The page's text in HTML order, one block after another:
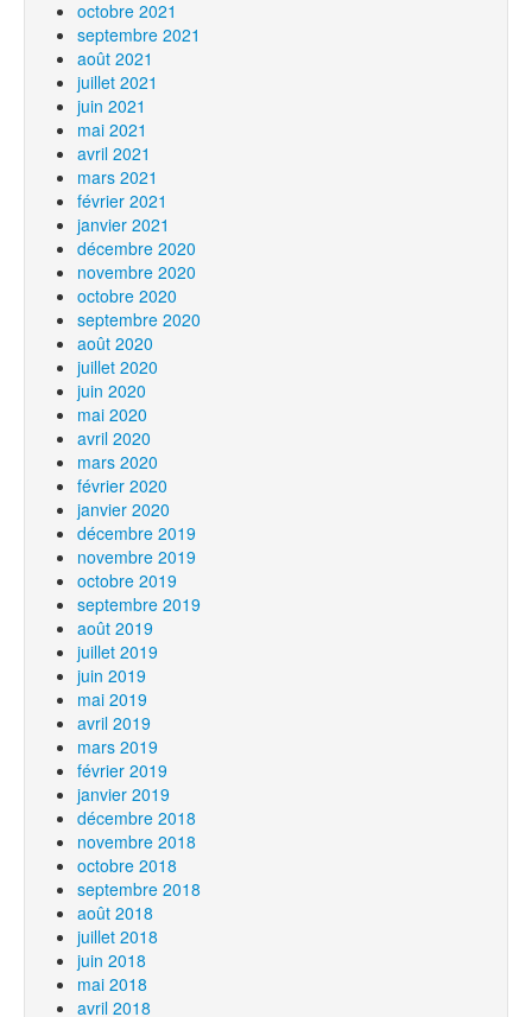
octobre 2021
septembre 2021
août 2021
juillet 2021
juin 2021
mai 2021
avril 2021
mars 2021
février 2021
janvier 2021
décembre 2020
novembre 2020
octobre 2020
septembre 2020
août 2020
juillet 2020
juin 2020
mai 2020
avril 2020
mars 2020
février 2020
janvier 2020
décembre 2019
novembre 2019
octobre 2019
septembre 2019
août 2019
juillet 2019
juin 2019
mai 2019
avril 2019
mars 2019
février 2019
janvier 2019
décembre 2018
novembre 2018
octobre 2018
septembre 2018
août 2018
juillet 2018
juin 2018
mai 2018
avril 2018